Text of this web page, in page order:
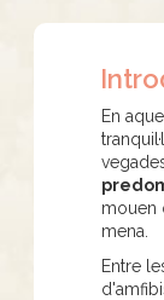
En
mouen
mena.
Entre